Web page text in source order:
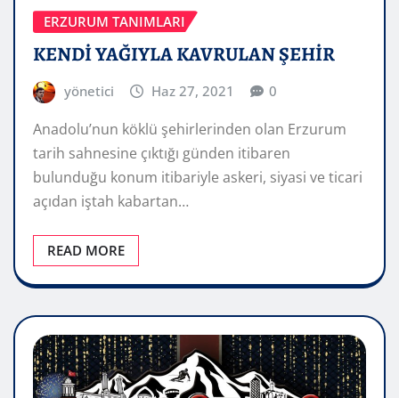
ERZURUM TANIMLARI
KENDİ YAĞIYLA KAVRULAN ŞEHİR
yönetici Haz 27, 2021 0
Anadolu’nun köklü şehirlerinden olan Erzurum
tarih sahnesine çıktığı günden itibaren
bulunduğu konum itibariyle askeri, siyasi ve ticari
açıdan iştah kabartan…
READ MORE